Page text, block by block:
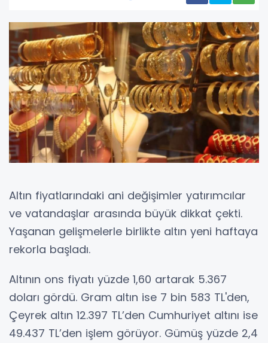
Altın fiyatlarındaki ani değişimler yatırımcılar
ve vatandaşlar arasında büyük dikkat çekti.
Yaşanan gelişmelerle birlikte altın yeni haftaya
rekorla başladı.
Altının ons fiyatı yüzde 1,60 artarak 5.367
doları gördü. Gram altın ise 7 bin 583 TL'den,
Çeyrek altın 12.397 TL’den Cumhuriyet altını ise
49.437 TL’den işlem görüyor. Gümüş yüzde 2,4